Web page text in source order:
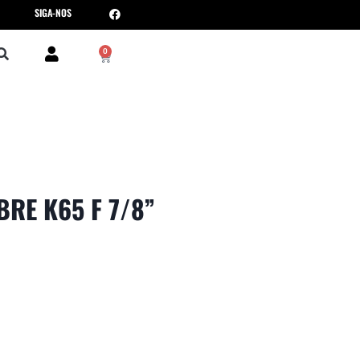
SIGA-NOS
0
K65 F 7/8”